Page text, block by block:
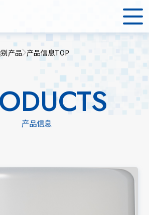
产品 产品信息TOP
产品信息